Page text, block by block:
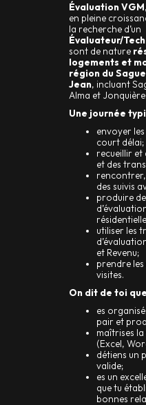
Évaluation VGM
en pleine
la recherche d’un
Évaluateur/
sont de nature
logements et
région du
Jean, incluant
Alma et Jonquière.
Une journée
envoyer
court délai;
recueillir et
et des
des suivis
produire
utiliser les
et Revenu;
prendre
visites.
On dit de toi
es
pair et
maîtrises
(Excel,
détiens un
valide;
es un
que tu
bonnes